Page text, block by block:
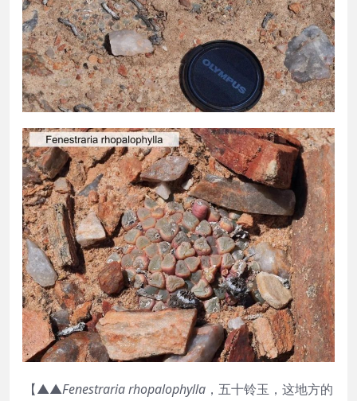
【▲▲Fenestraria rhopalophylla ，五十铃玉，这地方的